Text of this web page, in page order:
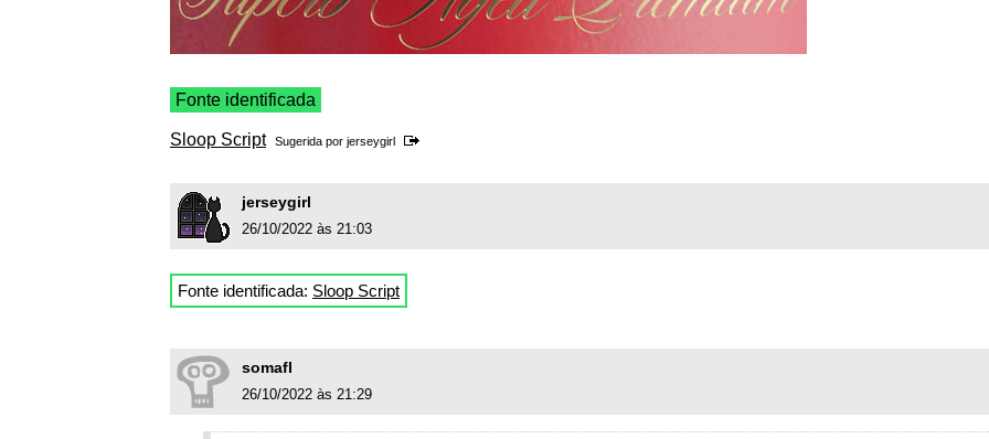
Fonte identificada
Sloop Script Sugerida por jerseygirl
jerseygirl
26/10/2022 às 21:03
Fonte identificada: Sloop Script
somafl
26/10/2022 às 21:29